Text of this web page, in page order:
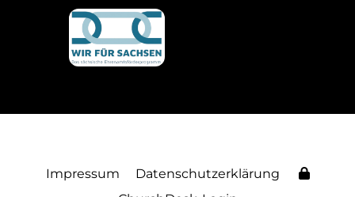
Impressum
Datenschutzerklärung